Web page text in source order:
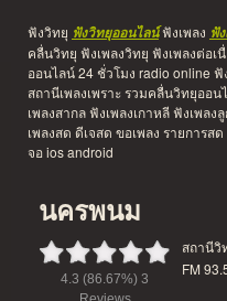
ฟังวิทยุ ฟังวิทยุออนไลน์ฟังเพลง ฟั
คลื่นวิทยุ ฟังเพลงวิทยุ ฟังเพลงต่อเ
ออนไลน์ 24 ชั่วโมง radio online
สถานีเพลงเพราะ รวมคลื่นวิทยุออ
เพลงสากล ฟังเพลงเกาหลี ฟังเพล
เพลงสด ดีเจสด ขอเพลง รายการ
จอ ios android
นครพนม
4.3 (86.67%) 3
สถานีวิ
FM